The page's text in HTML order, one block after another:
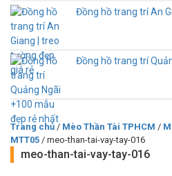
Đồng hồ trang trí An
Đồng hồ trang trí
Trang chủ / Mèo Thần Tài TPHCM /
MTT05 / meo-than-tai-vay-tay-016
meo-than-tai-vay-tay-016